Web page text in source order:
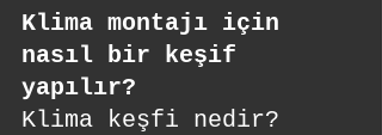
Klima montajı için
nasıl bir keşif
yapılır?
Klima keşfi nedir?